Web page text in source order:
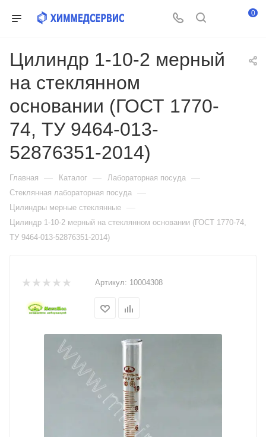
0
Цилиндр 1-10-2 мерный
на стеклянном
основании (ГОСТ 1770-
74, ТУ 9464-013-
52876351-2014)
Главная — Каталог — Лабораторная посуда —
Стеклянная лабораторная посуда —
Цилиндры мерные стеклянные —
Цилиндр 1-10-2 мерный на стеклянном основании (ГОСТ 1770-74,
ТУ 9464-013-52876351-2014)
Артикул: 10004308